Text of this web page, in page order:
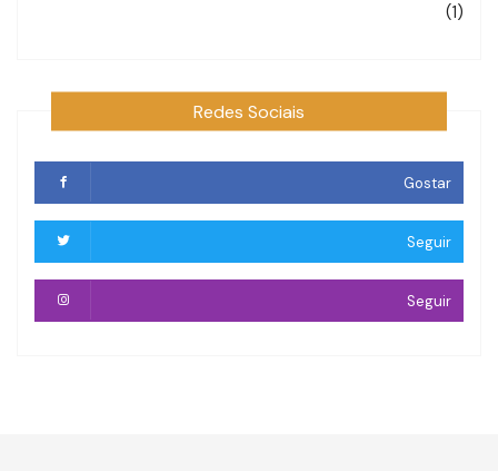
(1)
Redes Sociais
Gostar
Seguir
Seguir